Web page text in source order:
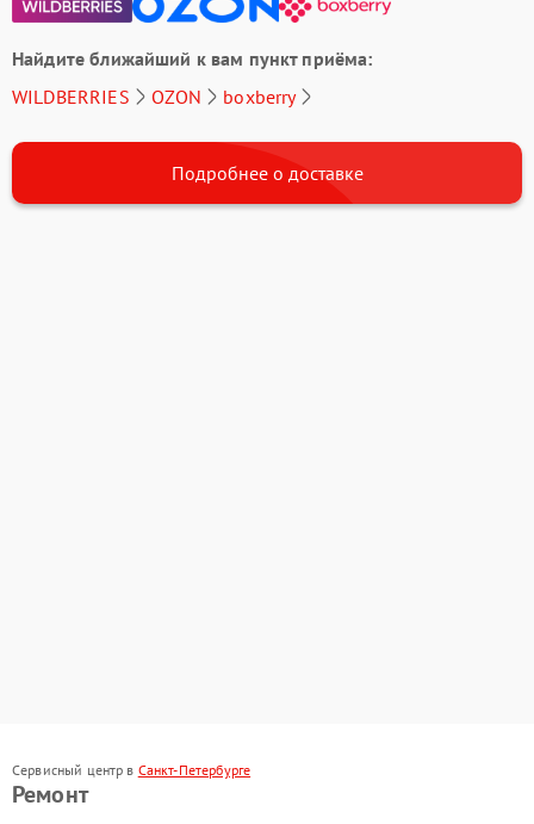
Найдите ближайший к вам пункт приёма:
WILDBERRIES
OZON boxberry
Подробнее о доставке
Сервисный центр в Санкт-Петербурге
Ремонт